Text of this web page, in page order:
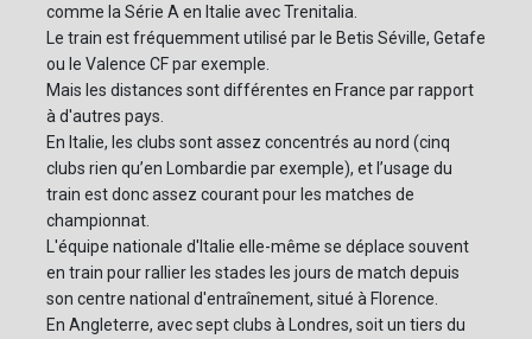
comme la Série A en Italie avec Trenitalia.
Le train est fréquemment utilisé par le Betis Séville, Getafe
ou le Valence CF par exemple.
Mais les distances sont différentes en France par rapport
à d'autres pays.
En Italie, les clubs sont assez concentrés au nord (cinq
clubs rien qu’en Lombardie par exemple), et l’usage du
train est donc assez courant pour les matches de
championnat.
L'équipe nationale d'Italie elle-même se déplace souvent
en train pour rallier les stades les jours de match depuis
son centre national d'entraînement, situé à Florence.
En Angleterre, avec sept clubs à Londres, soit un tiers du